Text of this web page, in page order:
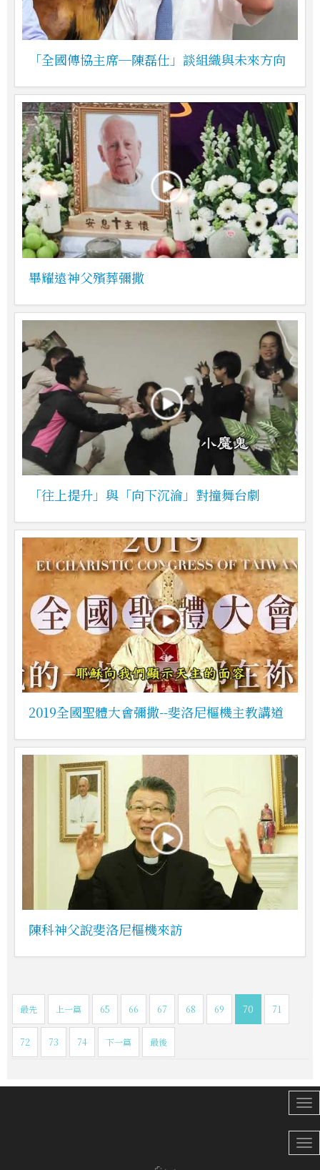
「全國傳協主席─陳磊仕」談組織與未來方向
畢耀遠神父殯葬彌撒
「往上提升」與「向下沉淪」對撞舞台劇
2019全國聖體大會彌撒--斐洛尼樞機主教講道
陳科神父說斐洛尼樞機來訪
最先 上一篇 65 66 67 68 69 70 71
72 73 74 下一篇 最後